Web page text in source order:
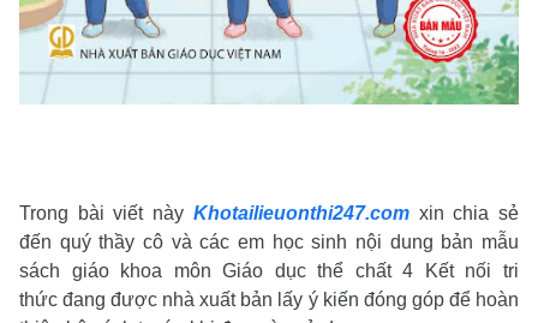
Trong bài viết này Khotailieuonthi247.comxin chia sẻ
đến quý thầy cô và các em học sinh nội dung bản mẫu
sách giáo khoa môn Giáo dục thể chất 4 Kết nối tri
thức đang được nhà xuất bản lấy ý kiến đóng góp để hoàn